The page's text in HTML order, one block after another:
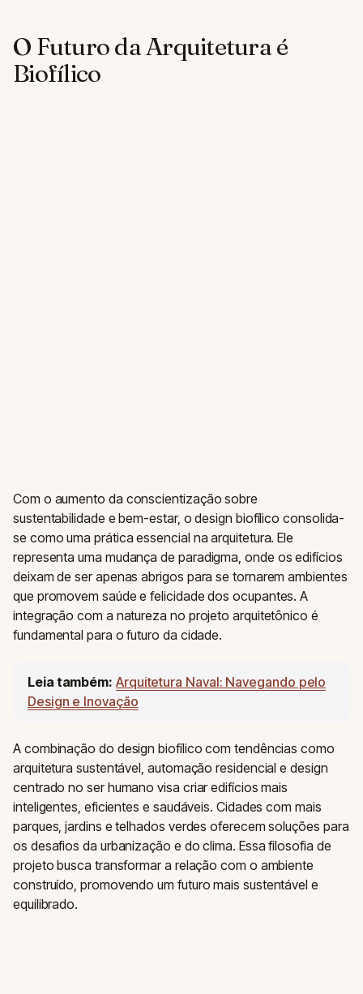
O Futuro da Arquitetura é
Biofílico
Com o aumento da conscientização sobre
sustentabilidade e bem-estar, o design biofílico consolida-
se como uma prática essencial na arquitetura. Ele
representa uma mudança de paradigma, onde os edifícios
deixam de ser apenas abrigos para se tornarem ambientes
que promovem saúde e felicidade dos ocupantes. A
integração com a natureza no projeto arquitetônico é
fundamental para o futuro da cidade.
Leia também: Arquitetura Naval: Navegando pelo
Design e Inovação
A combinação do design biofílico com tendências como
arquitetura sustentável, automação residencial e design
centrado no ser humano visa criar edifícios mais
inteligentes, eficientes e saudáveis. Cidades com mais
parques, jardins e telhados verdes oferecem soluções para
os desafios da urbanização e do clima. Essa filosofia de
projeto busca transformar a relação com o ambiente
construído, promovendo um futuro mais sustentável e
equilibrado.